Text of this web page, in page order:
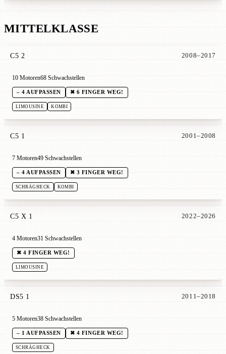
MITTELKLASSE
C5 2 2008–2017
10 Motoren68 Schwachstellen
– 4 AUFPASSEN ✖ 6 FINGER WEG!
LIMOUSINE KOMBI
C5 1 2001–2008
7 Motoren49 Schwachstellen
– 4 AUFPASSEN ✖ 3 FINGER WEG!
SCHRÄGHECK KOMBI
C5 X 1 2022–2026
4 Motoren31 Schwachstellen
✖ 4 FINGER WEG!
LIMOUSINE
DS5 1 2011–2018
5 Motoren38 Schwachstellen
– 1 AUFPASSEN ✖ 4 FINGER WEG!
SCHRÄGHECK